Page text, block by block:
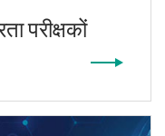
परीक्षकों